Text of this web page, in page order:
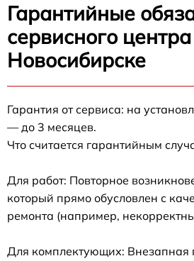
Гарантийные
сервисного
Новосибирске
Гарантия от сервиса: на
— до 3 месяцев.
Что считается гарантийным
Для работ: Повторное
который прямо обусловлен с
ремонта (например,
Для комплектующих: Внезапная